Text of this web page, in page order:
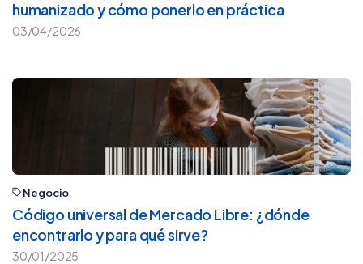
humanizado y cómo ponerlo en práctica
03/04/2026
Negocio
Código universal de Mercado Libre: ¿dónde
encontrarlo y para qué sirve?
30/01/2025